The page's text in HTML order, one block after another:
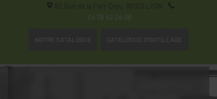
82 Rue de la Part-Dieu, 69003
LYON
04 78 42 24 08
NOTRE CATALOGUE CATALOGUE D'OUTILLAGE